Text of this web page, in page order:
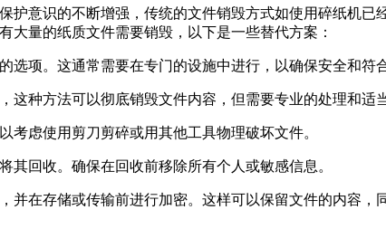
护意识的不断增强，传统的文件销毁方式如使用碎纸机
大量的纸质文件需要销毁，以下是一些替代方案：
选项。这通常需要在专门的设施中进行，以确保安全和符
这种方法可以彻底销毁文件内容，但需要专业的处理和适
考虑使用剪刀剪碎或用其他工具物理破坏文件。
其回收。确保在回收前移除所有个人或敏感信息。
并在存储或传输前进行加密。这样可以保留文件的内容，